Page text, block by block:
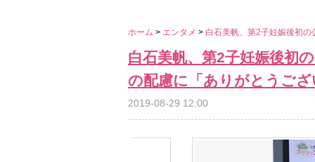
ホーム > エンタメ > 白石美帆、第2子妊娠後初
白石美帆、第2子妊娠後
の配慮に「ありがとうご
2019-08-29 12:00